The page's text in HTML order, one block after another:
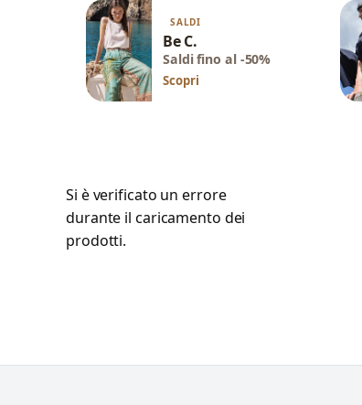
SALDI
Be C.
Saldi fino al -50%
Scopri
Si è verificato un errore
durante il caricamento dei
prodotti.